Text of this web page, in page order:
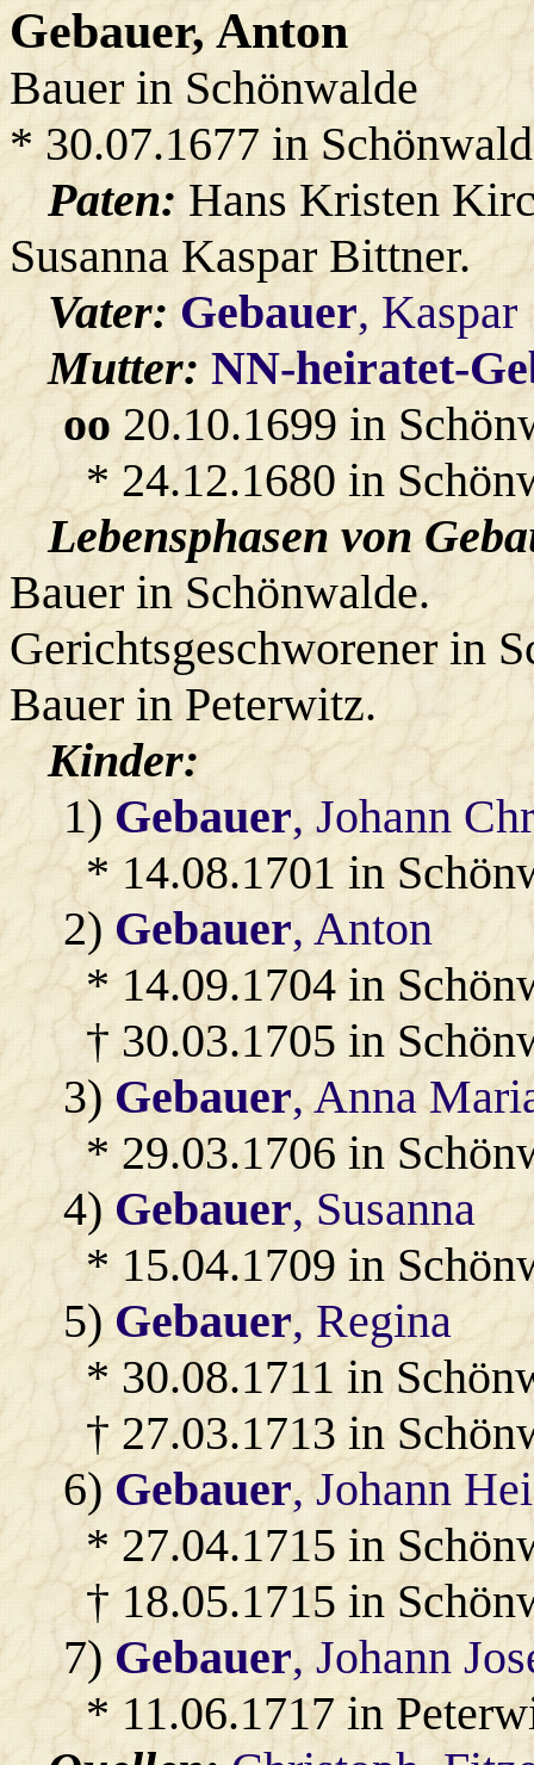
Gebauer, Anton
Bauer in Schönwalde
* 30.07.1677 in
Paten:Hans Kristen
Susanna Kaspar Bittner.
Vater:Gebauer, Kaspar
Mutter: NN-heiratet-
oo20.10.1699 in
* 24.12.1680 in
Lebensphasen von
Bauer in Schönwalde.
Gerichtsgeschworener in
Bauer in Peterwitz.
Kinder:
1)Gebauer, Johann
* 14.08.1701 in
2)Gebauer, Anton
* 14.09.1704 in
† 30.03.1705 in
3)Gebauer, Anna
* 29.03.1706 in
4)Gebauer, Susanna
* 15.04.1709 in
5)Gebauer, Regina
* 30.08.1711 in
† 27.03.1713 in
6)Gebauer, Johann
* 27.04.1715 in
† 18.05.1715 in
7)Gebauer, Johann
* 11.06.1717 in